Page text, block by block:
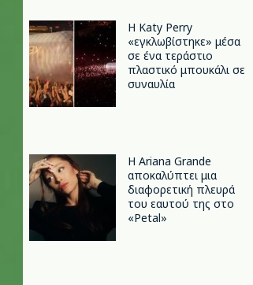
H Katy Perry
«εγκλωβίστηκε» μέσα
σε ένα τεράστιο
πλαστικό μπουκάλι σε
συναυλία
Η Ariana Grande
αποκαλύπτει μια
διαφορετική πλευρά
του εαυτού της στο
«Petal»